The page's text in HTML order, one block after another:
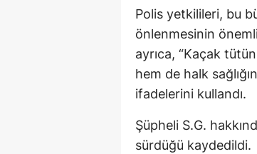
Polis yetkilileri, bu
önlenmesinin
ayrıca, “Kaçak
hem de halk
ifadelerini kullandı.
Şüpheli S.G.
sürdüğü kaydedildi.